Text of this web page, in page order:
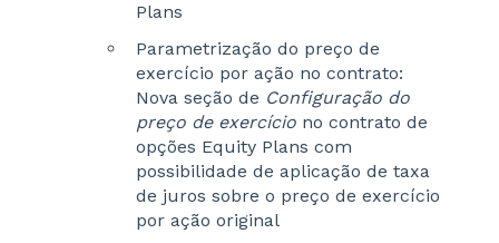
Plans
Parametrização do preço de
exercício por ação no contrato:
Nova seção de Configuração do
preço de exercício no contrato de
opções Equity Plans com
possibilidade de aplicação de taxa
de juros sobre o preço de exercício
por ação original